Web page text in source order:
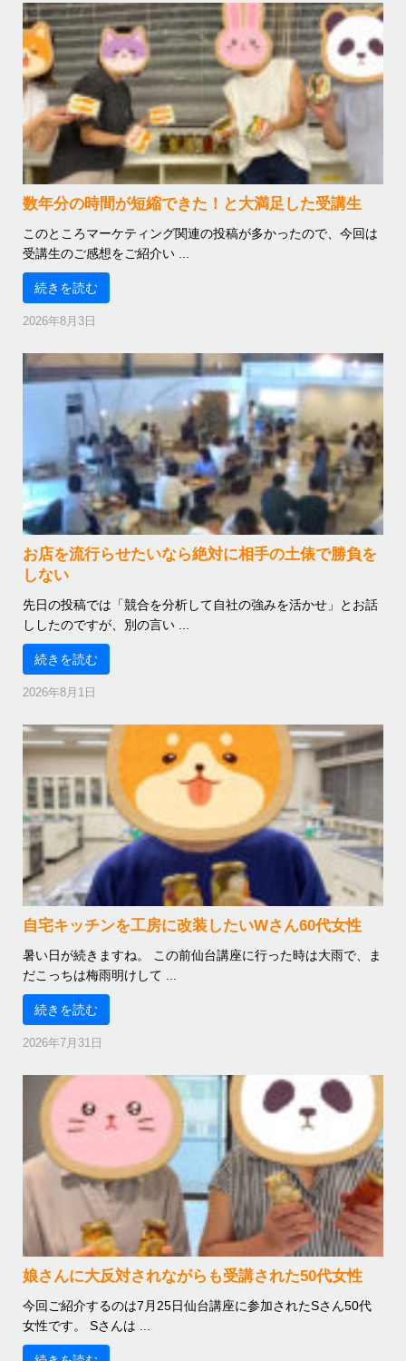
数年分の時間が短縮できた！と大満足した受講生
このところマーケティング関連の投稿が多かったので、今回は
受講生のご感想をご紹介い ...
続きを読む
2026年8月3日
お店を流行らせたいなら絶対に相手の土俵で勝負を
しない
先日の投稿では「競合を分析して自社の強みを活かせ」とお話
ししたのですが、別の言い ...
続きを読む
2026年8月1日
自宅キッチンを工房に改装したいWさん60代女性
暑い日が続きますね。 この前仙台講座に行った時は大雨で、ま
だこっちは梅雨明けして ...
続きを読む
2026年7月31日
娘さんに大反対されながらも受講された50代女性
今回ご紹介するのは7月25日仙台講座に参加されたSさん50代
女性です。 Sさんは ...